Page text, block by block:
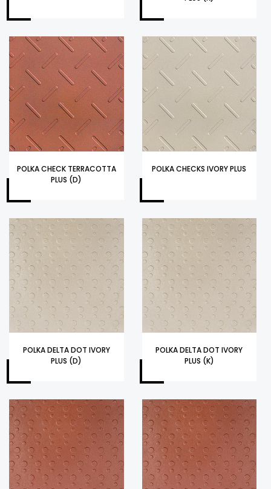
POLKA CHECK TERRACOTTA
PLUS (D)
POLKA CHECKS IVORY PLUS
POLKA DELTA DOT IVORY
PLUS (D)
POLKA DELTA DOT IVORY
PLUS (K)